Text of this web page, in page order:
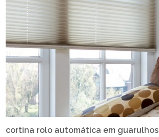
cortina rolo automática em guarulhos